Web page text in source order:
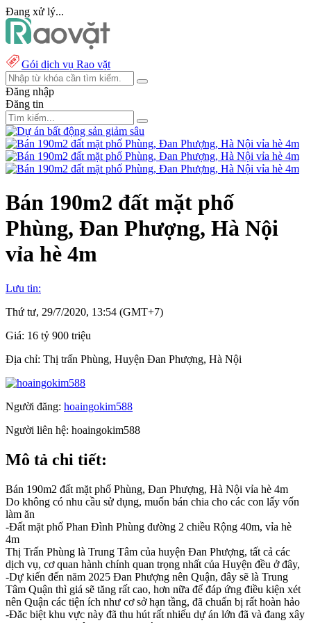
Đang xử lý...
Gói dịch vụ Rao vặt
Đăng nhập
Đăng tin
Bán 190m2 đất mặt phố
Phùng, Đan Phượng, Hà Nội
vỉa hè 4m
Lưu tin:
Thứ tư, 29/7/2020, 13:54 (GMT+7)
Giá: 16 tỷ 900 triệu
Địa chỉ: Thị trấn Phùng, Huyện Đan Phượng, Hà Nội
Người đăng: hoaingokim588
Người liên hệ: hoaingokim588
Mô tả chi tiết:
Bán 190m2 đất mặt phố Phùng, Đan Phượng, Hà Nội vỉa hè 4m
Do không có nhu cầu sử dụng, muốn bán chia cho các con lấy vốn
làm ăn
-Đất mặt phố Phan Đình Phùng đường 2 chiều Rộng 40m, vỉa hè
4m
Thị Trấn Phùng là Trung Tâm của huyện Đan Phượng, tất cả các
dịch vụ, cơ quan hành chính quan trọng nhất của Huyện đều ở đây,
-Dự kiến đến năm 2025 Đan Phượng nên Quận, đây sẽ là Trung
Tâm Quận thì giá sẽ tăng rất cao, hơn nữa để đáp ứng điều kiện xét
nên Quận các tiện ích như cơ sở hạn tầng, đã chuẩn bị rất hoàn hảo
-Đăc biệt khu vực này đã thu hút rất nhiếu dự án lớn đã và đang xây